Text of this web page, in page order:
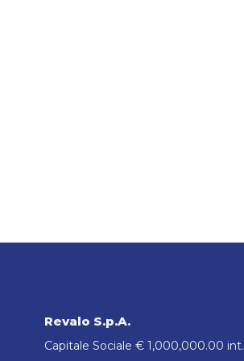
Revalo S.p.A.
Capitale Sociale € 1,000,000.00 int.